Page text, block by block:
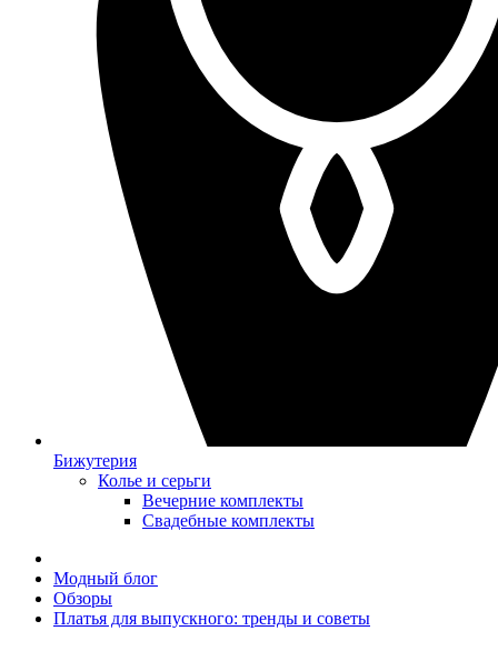
Бижутерия
Колье и серьги
Вечерние комплекты
Свадебные комплекты
Модный блог
Обзоры
Платья для выпускного: тренды и советы